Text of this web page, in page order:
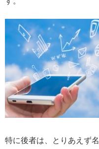
特に後者は、とりあえず